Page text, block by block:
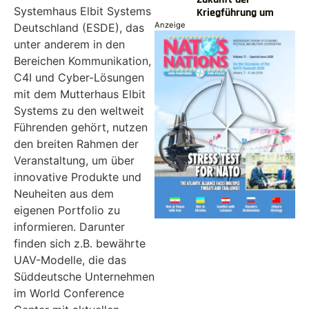
Systemhaus Elbit Systems
Deutschland (ESDE), das
unter anderem in den
Bereichen Kommunikation,
C4I und Cyber-Lösungen
mit dem Mutterhaus Elbit
Systems zu den weltweit
Führenden gehört, nutzen
den breiten Rahmen der
Veranstaltung, um über
innovative Produkte und
Neuheiten aus dem
eigenen Portfolio zu
informieren. Darunter
finden sich z.B. bewährte
UAV-Modelle, die das
Süddeutsche Unternehmen
im World Conference
Kriegführung um
Anzeige